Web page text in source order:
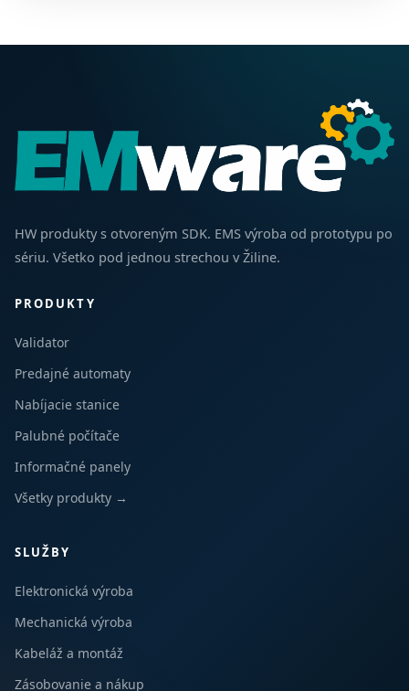
HW produkty s otvoreným SDK. EMS výroba od prototypu po
sériu. Všetko pod jednou strechou v Žiline.
PRODUKTY
Validator
Predajné automaty
Nabíjacie stanice
Palubné počítače
Informačné panely
Všetky produkty →
SLUŽBY
Elektronická výroba
Mechanická výroba
Kabeláž a montáž
Zásobovanie a nákup